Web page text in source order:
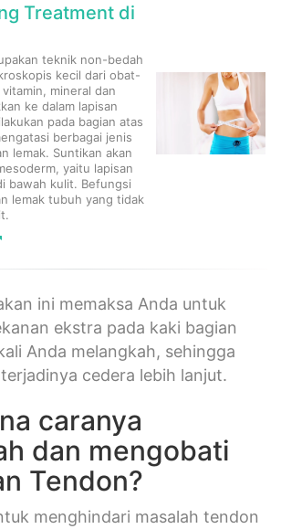
Treatment di
teknik non-bedah
kecil dari obat-
mineral dan
ke dalam lapisan
pada bagian atas
berbagai jenis
lemak. Suntikan akan
yaitu lapisan
bawah kulit. Befungsi
lemak tubuh yang tidak
ini memaksa Anda untuk
ekstra pada kaki bagian
Anda melangkah, sehingga
cedera lebih lanjut.
caranya
dan mengobati
Tendon?
menghindari masalah tendon